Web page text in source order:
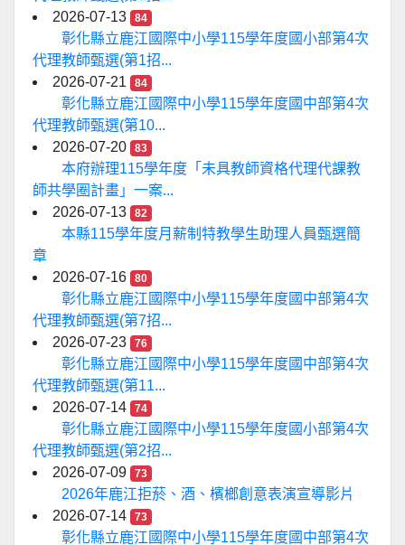
2026-07-13
84
彰化縣立鹿江國際中小學115學年度國小部第4次
代理教師甄選(第1招...
2026-07-21
84
彰化縣立鹿江國際中小學115學年度國中部第4次
代理教師甄選(第10...
2026-07-20
83
本府辦理115學年度「未具教師資格代理代課教
師共學圈計畫」一案...
2026-07-13
82
本縣115學年度月薪制特教學生助理人員甄選簡
章
2026-07-16
80
彰化縣立鹿江國際中小學115學年度國中部第4次
代理教師甄選(第7招...
2026-07-23
76
彰化縣立鹿江國際中小學115學年度國中部第4次
代理教師甄選(第11...
2026-07-14
74
彰化縣立鹿江國際中小學115學年度國小部第4次
代理教師甄選(第2招...
2026-07-09
73
2026年鹿江拒菸、酒、檳榔創意表演宣導影片
2026-07-14
73
彰化縣立鹿江國際中小學115學年度國中部第4次